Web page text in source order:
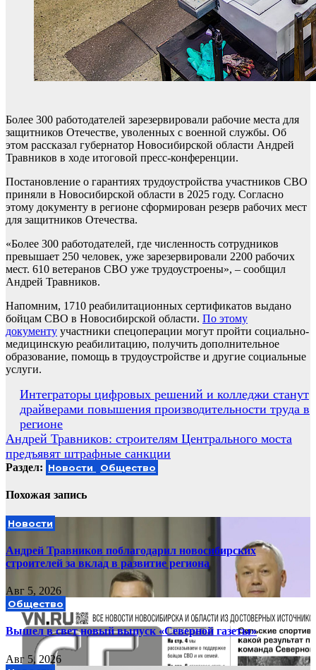
Более 300 работодателей зарезервировали рабочие места для
защитников Отечестве, уволенных с военной службы. Об
этом рассказал губернатор Новосибирской области Андрей
Травников в ходе итоговой пресс-конференции.
Постановление о гарантиях трудоустройства участников СВО
приняли в Новосибирской области в 2025 году. Согласно
этому документу в регионе сформирован резерв рабочих мест
для защитников Отечества.
«Более 300 работодателей, где численность сотрудников
превышает 250 человек, уже зарезервировали 2200 рабочих
мест. 610 ветеранов СВО уже трудоустроены», – сообщил
Андрей Травников.
Напомним, 1710 реабилитационных сертификатов выдано
бойцам СВО в Новосибирской области. По этому
документу участники спецоперации могут пройти социально-
медицинскую реабилитацию, получить дополнительное
образование, помощь в трудоустройстве и другие социальные
услуги.
Навигация
по
записям
Интеграторы цифровых решений и колледжи станут
драйверами повышения производительности труда в
регионе
Андрей Травников: строителям Центрального моста
предъявят штрафные санкции
Раздел: Новости Общество
Похожая запись
Новости
Андрей Травников поблагодарил новосибирских
строителей за вклад в развитие региона
Авг 5, 2026
Общество
Вышел в свет новый выпуск «Северной газеты»
Авг 5, 2026